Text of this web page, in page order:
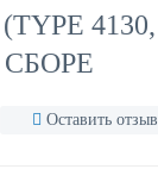
4130,
СБОРЕ
Оставить отзыв